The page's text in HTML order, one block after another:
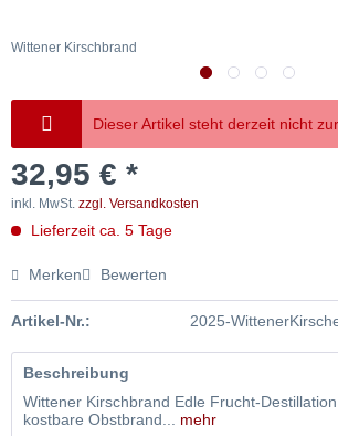
Wittener Kirschbrand
Dieser Artikel steht derzeit nicht
32,95 € *
inkl. MwSt. zzgl. Versandkosten
Lieferzeit ca. 5 Tage
Merken Bewerten
Artikel-Nr.: 2025-
Beschreibung
Wittener Kirschbrand Edle Frucht-
kostbare Obstbrand...
mehr